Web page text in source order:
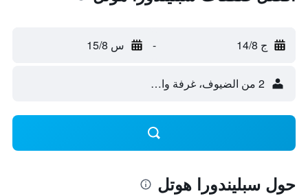
ج 14/8 - س 15/8
2 من الضيوف، غرفة واحدة
حول سبليندورا هوتل